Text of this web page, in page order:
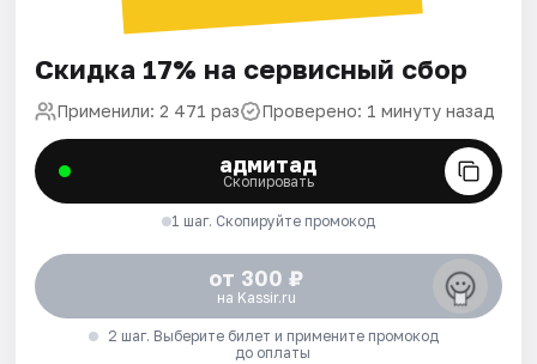
Скидка 17% на сервисный сбор
Применили: 2 471 раз Проверено: 1 минуту назад
адмитад
Скопировать
1 шаг. Скопируйте промокод
от 300 ₽
на Kassir.ru
2 шаг. Выберите билет и примените промокод
до оплаты